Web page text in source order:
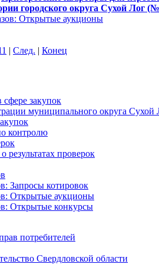
городского округа Сухой Лог (№
Открытые аукционы
| След. | Конец
сфере закупок
муниципального округа Сухой
контролю
результатах проверок
Запросы котировок
Открытые аукционы
Открытые конкурсы